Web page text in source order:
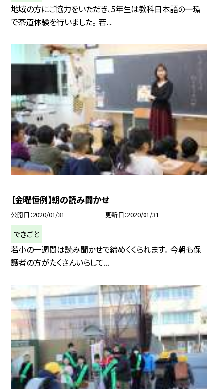
地域の方にご協力をいただき、5年生は教科日本語の一環
で茶道体験を行いました。 若...
【金曜恒例】朝の読み聞かせ
公開日 2020/01/31 更新日 2020/01/31
できごと
若小の一週間は読み聞かせで締めくくられます。 今朝も保
護者の方がたくさんいらして...